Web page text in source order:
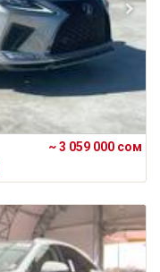
~ 3 059 000 сом